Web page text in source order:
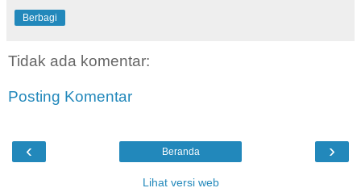
Berbagi
Tidak ada komentar:
Posting Komentar
‹ ›
Beranda
Lihat versi web